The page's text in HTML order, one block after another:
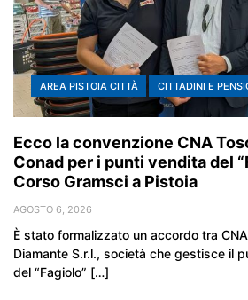
AREA PISTOIA CITTÀ CITTADINI E
Ecco la convenzione CNA
Conad per i punti vendita del
Corso Gramsci a Pistoia
AGOSTO 6, 2026
È stato formalizzato un accordo tra
Diamante S.r.l., società che gestisce il
del “Fagiolo” […]